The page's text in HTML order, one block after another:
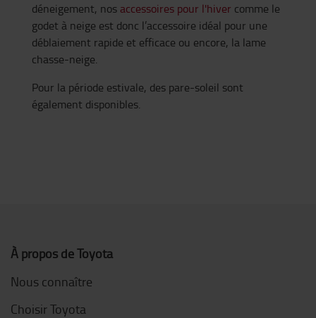
déneigement, nos accessoires pour l'hiver comme le
godet à neige est donc l’accessoire idéal pour une
déblaiement rapide et efficace ou encore, la lame
chasse-neige.
Pour la période estivale, des pare-soleil sont
également disponibles.
À propos de Toyota
Nous connaître
Choisir Toyota